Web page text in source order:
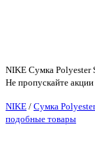
NIKE Сумка Polyester
Не пропускайте
NIKE / Сумка
подобные товары